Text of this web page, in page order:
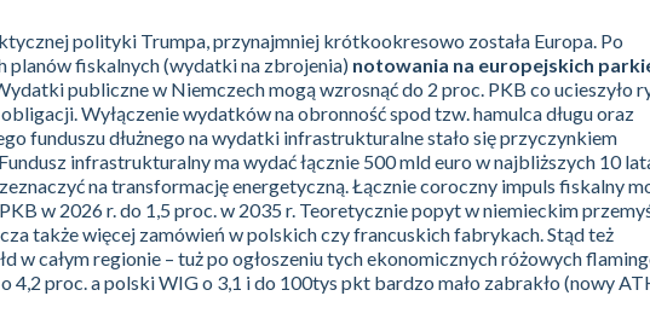
polityki Trumpa, przynajmniej krótkookresowo została Europa. Po
planów fiskalnych (wydatki na zbrojenia) notowania na europejskich
publiczne w Niemczech mogą wzrosnąć do 2 proc. PKB co ucieszyło
Wyłączenie wydatków na obronność spod tzw. hamulca długu oraz
funduszu dłużnego na wydatki infrastrukturalne stało się przyczynkiem
infrastrukturalny ma wydać łącznie 500 mld euro w najbliższych 10
na transformację energetyczną. Łącznie coroczny impuls fiskalny
w 2026 r. do 1,5 proc. w 2035 r. Teoretycznie popyt w niemieckim
także więcej zamówień w polskich czy francuskich fabrykach. Stąd też
w całym regionie – tuż po ogłoszeniu tych ekonomicznych różowych
4,2 proc. a polski WIG o 3,1 i do 100tys pkt bardzo mało zabrakło (nowy